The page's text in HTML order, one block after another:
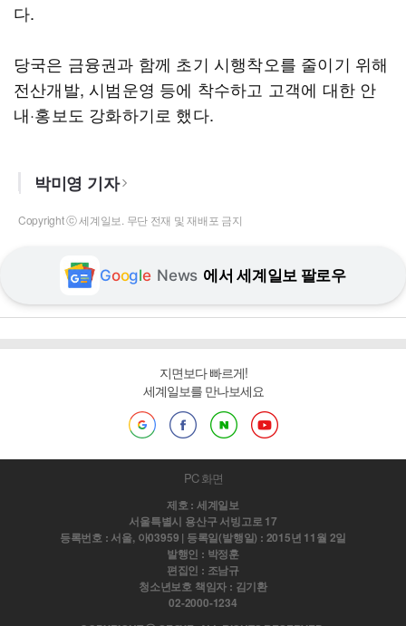
다.
당국은 금융권과 함께 초기 시행착오를 줄이기 위해
전산개발, 시범운영 등에 착수하고 고객에 대한 안
내·홍보도 강화하기로 했다.
박미영 기자
Copyright ⓒ 세계일보. 무단 전재 및 재배포 금지
Google News 에서 세계일보 팔로우
지면보다 빠르게!
세계일보를 만나보세요
PC 화면
제호 : 세계일보
서울특별시 용산구 서빙고로 17
등록번호 : 서울, 아03959 | 등록일(발행일) : 2015년 11월 2일
발행인 : 박정훈
편집인 : 조남규
청소년보호 책임자 : 김기환
02-2000-1234